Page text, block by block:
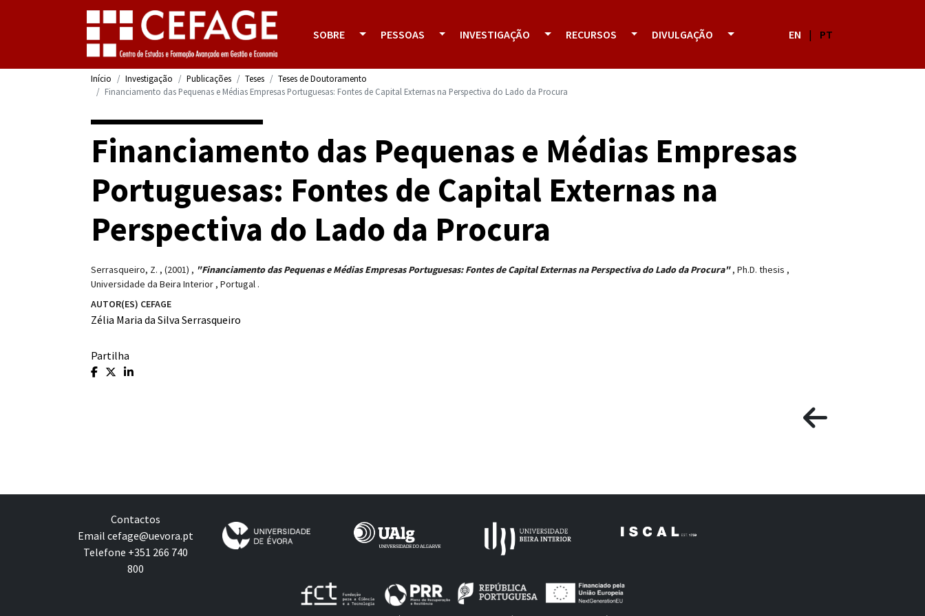
SOBRE PESSOAS INVESTIGAÇÃO RECURSOS DIVULGAÇÃO EN | PT
Início Investigação Publicações Teses
Teses de Doutoramento
Financiamento das Pequenas e Médias Empresas Portuguesas: Fontes de Capital Externas na Perspectiva do Lado da Procura
Financiamento das Pequenas e Médias Empresas
Portuguesas: Fontes de Capital Externas na
Perspectiva do Lado da Procura
Serrasqueiro, Z. , (2001) , "Financiamento das Pequenas e Médias Empresas Portuguesas: Fontes de Capital Externas na Perspectiva do Lado da Procura", Ph.D. thesis ,
Universidade da Beira Interior , Portugal .
AUTOR(ES) CEFAGE
Zélia Maria da Silva Serrasqueiro
Partilha
Contactos
Email cefage@uevora.pt
Telefone +351 266 740
800